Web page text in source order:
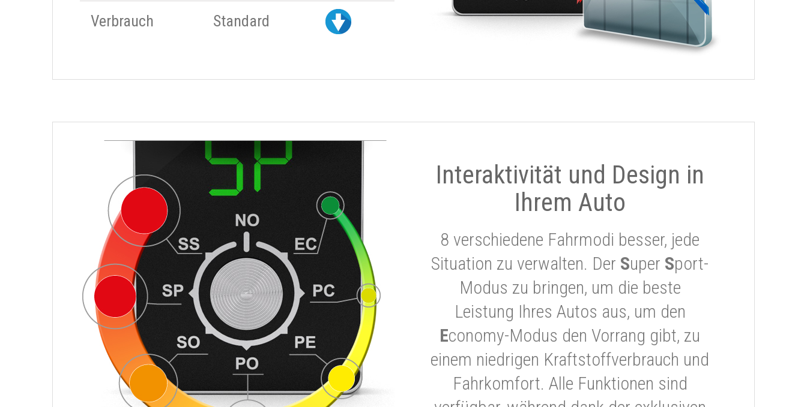
Verbrauch Standard
Interaktivität und Design in
Ihrem Auto
8 verschiedene Fahrmodi besser, jede
Situation zu verwalten. Der Super Sport-
Modus zu bringen, um die beste
Leistung Ihres Autos aus, um den
Economy-Modus den Vorrang gibt, zu
einem niedrigen Kraftstoffverbrauch und
Fahrkomfort. Alle Funktionen sind